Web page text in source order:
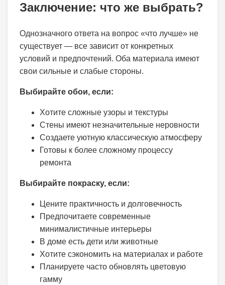
Заключение: что же выбрать?
Однозначного ответа на вопрос «что лучше» не
существует — все зависит от конкретных
условий и предпочтений. Оба материала имеют
свои сильные и слабые стороны.
Выбирайте обои, если:
Хотите сложные узоры и текстуры
Стены имеют незначительные неровности
Создаете уютную классическую атмосферу
Готовы к более сложному процессу
ремонта
Выбирайте покраску, если:
Цените практичность и долговечность
Предпочитаете современные
минималистичные интерьеры
В доме есть дети или животные
Хотите сэкономить на материалах и работе
Планируете часто обновлять цветовую
гамму